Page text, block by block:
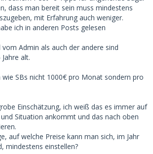
dass man bereit sein muss mindestens
mit Erfahrung auch weniger.
ich in anderen Posts gelesen
Admin als auch der andere sind
alt.
wie SBs nicht 1000€ pro Monat sondern pro
Einschätzung, ich weiß das es immer auf
Situation ankommt und das nach oben
auf welche Preise kann man sich, im Jahr
mindestens einstellen?